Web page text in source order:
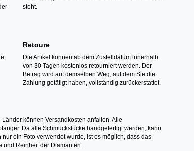
steht.
Retoure
Die Artikel können ab dem Zustelldatum innerhalb
von 30 Tagen kostenlos retourniert werden. Der
Betrag wird auf demselben Weg, auf dem Sie die
Zahlung getätigt haben, vollständig zurückerstattet.
können Versandkosten anfallen. Alle
Da alle Schmuckstücke handgefertigt werden, kann
ein Foto verwendet wurde, ist es möglich, dass das
Reinheit der Diamanten.